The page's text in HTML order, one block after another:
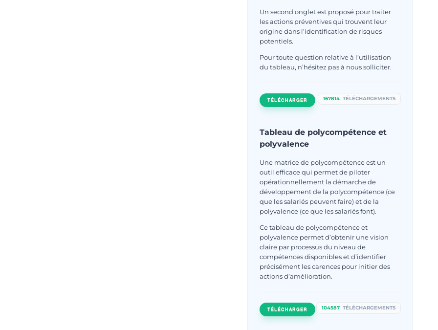
Un second onglet est proposé pour traiter
les actions préventives qui trouvent leur
origine dans l’identification de risques
potentiels.
Pour toute question relative à l’utilisation
du tableau, n’hésitez pas à nous solliciter.
TÉLÉCHARGER 167814 TÉLÉCHARGEMENTS
Tableau de polycompétence et
polyvalence
Une matrice de polycompétence est un
outil efficace qui permet de piloter
opérationnellement la démarche de
développement de la polycompétence (ce
que les salariés peuvent faire) et de la
polyvalence (ce que les salariés font).
Ce tableau de polycompétence et
polyvalence permet d’obtenir une vision
claire par processus du niveau de
compétences disponibles et d’identifier
précisément les carences pour initier des
actions d’amélioration.
TÉLÉCHARGER 104587 TÉLÉCHARGEMENTS